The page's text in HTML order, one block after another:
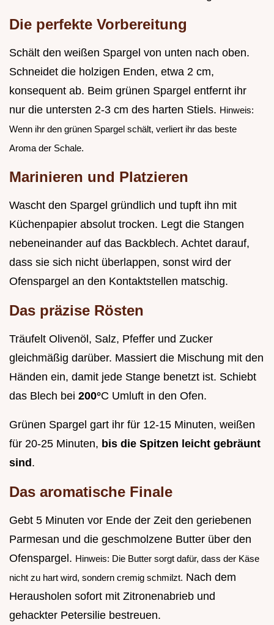
Die perfekte Vorbereitung
Schält den weißen Spargel von unten nach oben.
Schneidet die holzigen Enden, etwa 2 cm,
konsequent ab. Beim grünen Spargel entfernt ihr
nur die untersten 2-3 cm des harten Stiels. Hinweis:
Wenn ihr den grünen Spargel schält, verliert ihr das beste
Aroma der Schale.
Marinieren und Platzieren
Wascht den Spargel gründlich und tupft ihn mit
Küchenpapier absolut trocken. Legt die Stangen
nebeneinander auf das Backblech. Achtet darauf,
dass sie sich nicht überlappen, sonst wird der
Ofenspargel an den Kontaktstellen matschig.
Das präzise Rösten
Träufelt Olivenöl, Salz, Pfeffer und Zucker
gleichmäßig darüber. Massiert die Mischung mit den
Händen ein, damit jede Stange benetzt ist. Schiebt
das Blech bei 200°C Umluft in den Ofen.
Grünen Spargel gart ihr für 12-15 Minuten, weißen
für 20-25 Minuten, bis die Spitzen leicht gebräunt
sind .
Das aromatische Finale
Gebt 5 Minuten vor Ende der Zeit den geriebenen
Parmesan und die geschmolzene Butter über den
Ofenspargel. Hinweis: Die Butter sorgt dafür, dass der Käse
nicht zu hart wird, sondern cremig schmilzt. Nach dem
Herausholen sofort mit Zitronenabrieb und
gehackter Petersilie bestreuen.